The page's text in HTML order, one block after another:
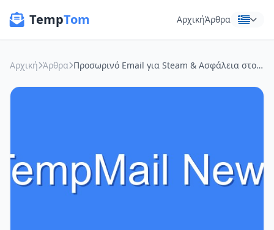
TempTom ΑρχικήΆρθρα
Αρχική Άρθρα Προσωρινό Email για Steam & Ασφάλεια στο Wi-Fi: Η Δική μου Ασπίδα